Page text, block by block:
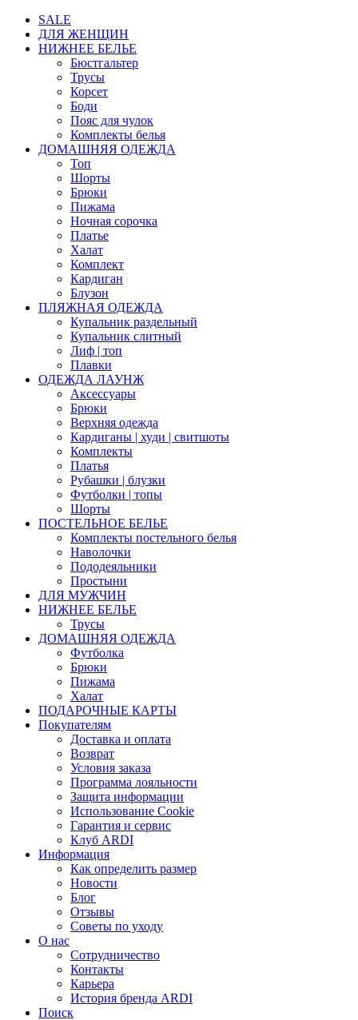
SALE
ДЛЯ ЖЕНЩИН
НИЖНЕЕ БЕЛЬЕ
Бюстгальтер
Трусы
Корсет
Боди
Пояс для чулок
Комплекты белья
ДОМАШНЯЯ ОДЕЖДА
Топ
Шорты
Брюки
Пижама
Ночная сорочка
Платье
Халат
Комплект
Кардиган
Блузон
ПЛЯЖНАЯ ОДЕЖДА
Купальник раздельный
Купальник слитный
Лиф | топ
Плавки
ОДЕЖДА ЛАУНЖ
Аксессуары
Брюки
Верхняя одежда
Кардиганы | худи | свитшоты
Комплекты
Платья
Рубашки | блузки
Футболки | топы
Шорты
ПОСТЕЛЬНОЕ БЕЛЬЕ
Комплекты постельного белья
Наволочки
Пододеяльники
Простыни
ДЛЯ МУЖЧИН
НИЖНЕЕ БЕЛЬЕ
Трусы
ДОМАШНЯЯ ОДЕЖДА
Футболка
Брюки
Пижама
Халат
ПОДАРОЧНЫЕ КАРТЫ
Покупателям
Доставка и оплата
Возврат
Условия заказа
Программа лояльности
Защита информации
Использование Cookie
Гарантия и сервис
Клуб ARDI
Информация
Как определить размер
Новости
Блог
Отзывы
Советы по уходу
О нас
Сотрудничество
Контакты
Карьера
История бренда ARDI
Поиск